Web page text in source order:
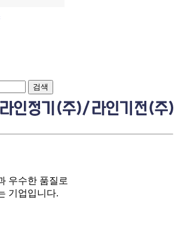
검색
우수한 품질로
기업입니다.